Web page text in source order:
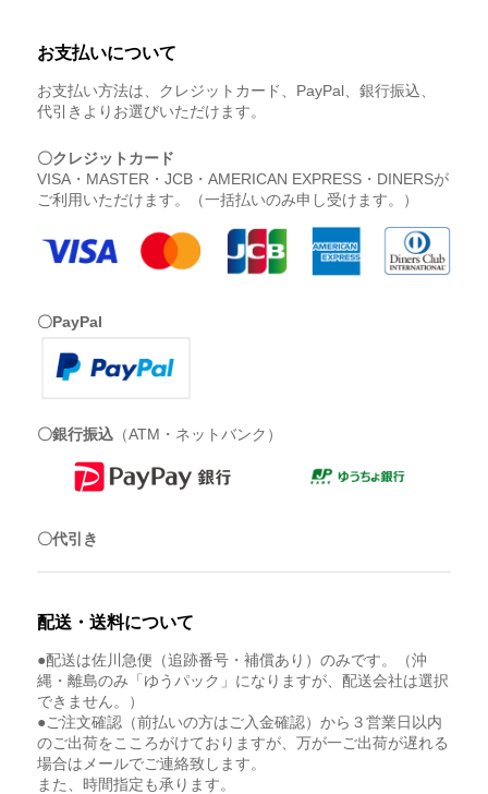
お支払いについて
お支払い方法は、クレジットカード、PayPal、銀行振込、
代引きよりお選びいただけます。
〇クレジットカード
VISA・MASTER・JCB・AMERICAN EXPRESS・DINERSが
ご利用いただけます。（一括払いのみ申し受けます。）
〇PayPal
〇銀行振込 （ATM・ネットバンク）
〇代引き
配送・送料について
●配送は佐川急便（追跡番号・補償あり）のみです。（沖
縄・離島のみ「ゆうパック」になりますが、配送会社は選択
できません。）
●ご注文確認（前払いの方はご入金確認）から３営業日以内
のご出荷をこころがけておりますが、万が一ご出荷が遅れる
場合はメールでご連絡致します。
また、時間指定も承ります。